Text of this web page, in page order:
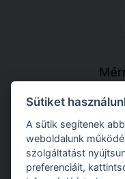
Töltse le
Sütiket
A sütik segítenek
weboldalunk
szolgáltatást
preferenciáit,